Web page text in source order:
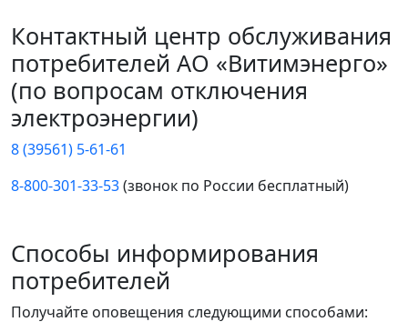
Контактный центр обслуживания
потребителей АО «Витимэнерго»
(по вопросам отключения
электроэнергии)
8 (39561) 5-61-61
8-800-301-33-53(звонок по России бесплатный)
Способы информирования
потребителей
Получайте оповещения следующими способами: